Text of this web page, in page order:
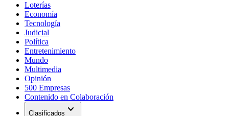
Loterías
Economía
Tecnología
Judicial
Política
Entretenimiento
Mundo
Multimedia
Opinión
500 Empresas
Contenido en Colaboración
Clasificados expand_more